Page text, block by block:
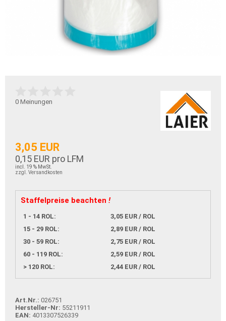
0 Meinungen
3,05 EUR
0,15 EUR pro LFM
incl. 19 % MwSt.
zzgl. Versandkosten
Staffelpreise beachten !
1 - 14 ROL:
3,05 EUR / ROL
15 - 29 ROL:
2,89 EUR / ROL
30 - 59 ROL:
2,75 EUR / ROL
60 - 119 ROL:
2,59 EUR / ROL
> 120 ROL:
2,44 EUR / ROL
Art.Nr.: 026751
Hersteller-Nr: 55211911
EAN: 4013307526339